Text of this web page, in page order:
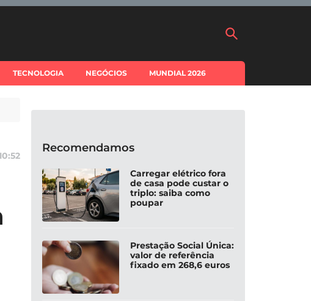
TECNOLOGIA NEGÓCIOS MUNDIAL 2026
Recomendamos
Carregar elétrico fora
de casa pode custar o
triplo: saiba como
poupar
Prestação Social Única:
valor de referência
fixado em 268,6 euros